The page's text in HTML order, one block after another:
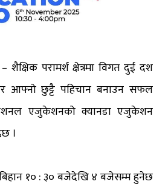
शैक्षिक परामर्श क्षेत्रमा विगत दुई दश
आफ्नो छुट्टै पहिचान बनाउन सफल
एजुकेशनको क्यानडा एजुकेशन
।
१० : ३० बजेदेखि ४ बजेसम्म हुनेछ